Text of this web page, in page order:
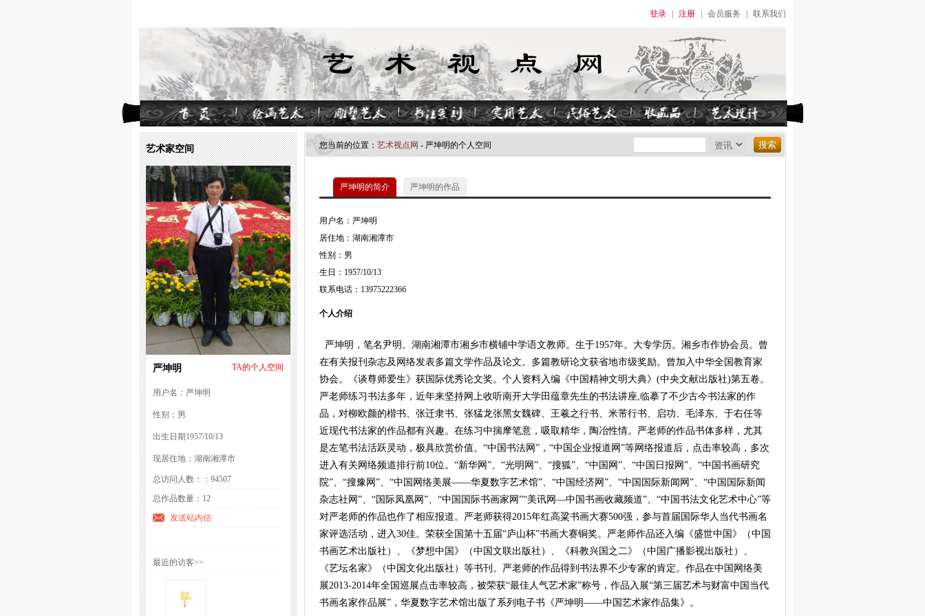
登录 注册 会员服务 联系我们
艺术家空间
严坤明 TA的个人空间
用户名：严坤明
性别：男
出生日期1957/10/13
现居住地：湖南湘潭市
总访问人数：：94507
总作品数量：12
发送站内信
最近的访客>>
您当前的位置： 艺术视点网 - 严坤明的个人空间
严坤明的简介 严坤明的作品
用户名：严坤明
居住地：湖南湘潭市
性别：男
生日：1957/10/13
联系电话：13975222366
个人介绍
严坤明，笔名尹明。湖南湘潭市湘乡市横铺中学语文教师。生于1957年。大专学历。湘乡市作协会员。曾
在有关报刊杂志及网络发表多篇文学作品及论文。多篇教研论文获省地市级奖励。曾加入中华全国教育家
协会。《谈尊师爱生》获国际优秀论文奖。个人资料入编《中国精神文明大典》(中央文献出版社)第五卷。
严老师练习书法多年，近年来坚持网上收听南开大学田蕴章先生的书法讲座,临摹了不少古今书法家的作
品，对柳欧颜的楷书、张迁隶书、张猛龙张黑女魏碑、王羲之行书、米芾行书、启功、毛泽东、于右任等
近现代书法家的作品都有兴趣。在练习中揣摩笔意，吸取精华，陶冶性情。严老师的作品书体多样，尤其
是左笔书法活跃灵动，极具欣赏价值。“中国书法网”，“中国企业报道网”等网络报道后，点击率较高，多次
进入有关网络频道排行前10位。“新华网”、“光明网”、“搜狐”、“中国网”、“中国日报网”、“中国书画研究
院”、“搜豫网”、“中国网络美展——华夏数字艺术馆”、“中国经济网”、“中国国际新闻网”、“中国国际新闻
杂志社网”、“国际凤凰网”、“中国国际书画家网”“美讯网—中国书画收藏频道”、“中国书法文化艺术中心”等
对严老师的作品也作了相应报道。严老师获得2015年红高粱书画大赛500强，参与首届国际华人当代书画名
家评选活动，进入30佳。荣获全国第十五届“庐山杯”书画大赛铜奖。严老师作品还入编《盛世中国》（中国
书画艺术出版社）、《梦想中国》（中国文联出版社）、《科教兴国之二》（中国广播影视出版社）、
《艺坛名家》（中国文化出版社）等书刊。严老师的作品得到书法界不少专家的肯定。作品在中国网络美
展2013-2014年全国巡展点击率较高，被荣获“最佳人气艺术家”称号，作品入展“第三届艺术与财富中国当代
书画名家作品展”，华夏数字艺术馆出版了系列电子书《严坤明——中国艺术家作品集》。